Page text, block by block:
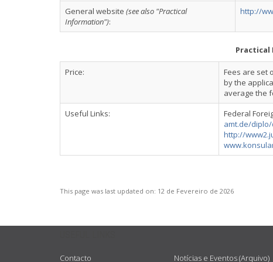
General website (see also "Practical
Information"):
http://
Price:
Fees are set
by the
average the
Useful Links:
Federal
amt.de/
http://
This page was last updated on: 12 de Fevereiro de 2026
Contacto Notícias e Eventos (Arquivo)